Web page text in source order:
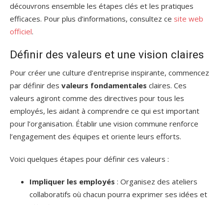
découvrons ensemble les étapes clés et les pratiques
efficaces. Pour plus d’informations, consultez ce site web
officiel.
Définir des valeurs et une vision claires
Pour créer une culture d’entreprise inspirante, commencez
par définir des valeurs fondamentales claires. Ces
valeurs agiront comme des directives pour tous les
employés, les aidant à comprendre ce qui est important
pour l’organisation. Établir une vision commune renforce
l’engagement des équipes et oriente leurs efforts.
Voici quelques étapes pour définir ces valeurs :
Impliquer les employés : Organisez des ateliers
collaboratifs où chacun pourra exprimer ses idées et